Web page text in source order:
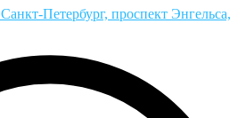
Санкт-Петербург, проспект Энгельса,